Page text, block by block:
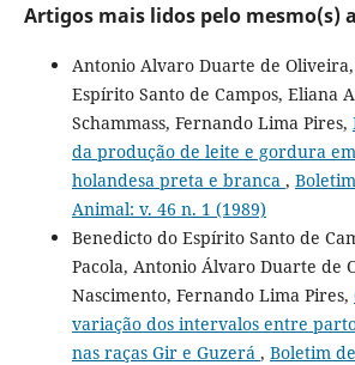
Artigos mais lidos pelo mesmo(s)
Antonio Alvaro Duarte de
Espírito Santo de Campos, Eliana
Schammass, Fernando Lima Pires,
da produção de leite e gordura
holandesa preta e branca ,
Animal: v. 46 n. 1 (1989)
Benedicto do Espírito Santo de
Pacola, Antonio Álvaro Duarte de
Nascimento, Fernando Lima Pires,
variação dos intervalos entre
nas raças Gir e Guzerá , Boletim